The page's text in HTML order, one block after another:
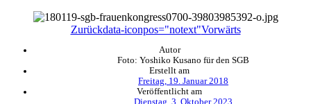
Zurückdata-iconpos="notext"Vorwärts
Autor
Foto: Yoshiko Kusano für den SGB
Erstellt am
Freitag, 19. Januar 2018
Veröffentlicht am
Dienstag, 3. Oktober 2023